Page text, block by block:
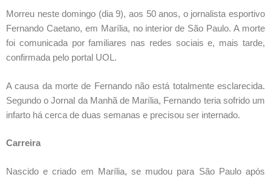
Morreu neste domingo (dia 9), aos 50 anos, o jornalista esportivo
Fernando Caetano, em Marília, no interior de São Paulo. A morte
foi comunicada por familiares nas redes sociais e, mais tarde,
confirmada pelo portal UOL.
A causa da morte de Fernando não está totalmente esclarecida.
Segundo o Jornal da Manhã de Marília, Fernando teria sofrido um
infarto há cerca de duas semanas e precisou ser internado.
Carreira
Nascido e criado em Marília, se mudou para São Paulo após